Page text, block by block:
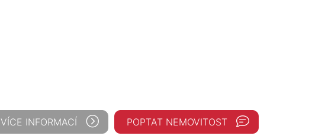
VÍCE INFORMACÍ POPTAT NEMOVITOST